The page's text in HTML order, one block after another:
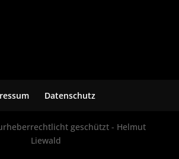
Datenschutz
geschützt - Helmut
Liewald